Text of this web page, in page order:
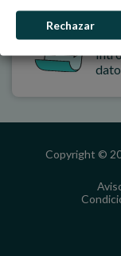
Copyright ©
Rechazar